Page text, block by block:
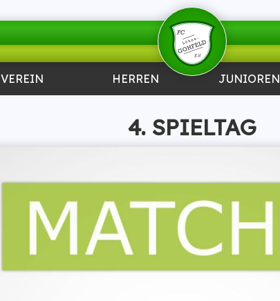
VEREIN HERREN JUNIOREN
4. SPIELTAG